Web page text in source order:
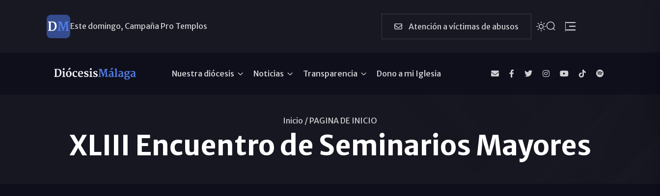
Este domingo, Campaña Pro Templos Atención a víctimas de abusos
Nuestra diócesis Noticias Transparencia Dono a mi Iglesia
Inicio / PAGINA DE INICIO
XLIII Encuentro de Seminarios Mayores